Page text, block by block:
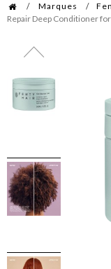
Marques
Repair Deep Conditioner